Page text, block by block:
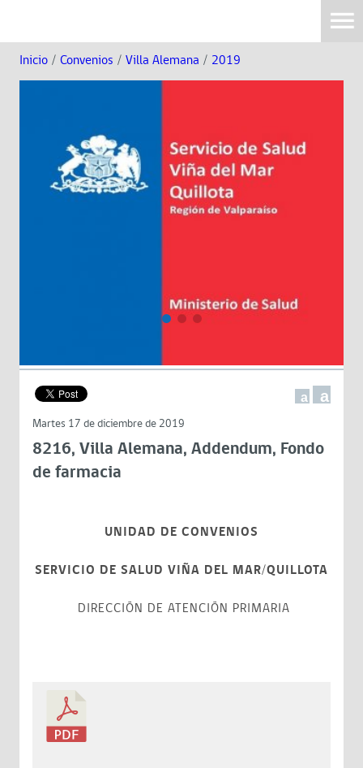
Inicio / Convenios / Villa Alemana / 2019
a a
Martes 17 de diciembre de 2019
8216, Villa Alemana, Addendum, Fondo
de farmacia
UNIDAD DE CONVENIOS
SERVICIO DE SALUD VIÑA DEL MAR/QUILLOTA
DIRECCIÓN DE ATENCIÓN PRIMARIA